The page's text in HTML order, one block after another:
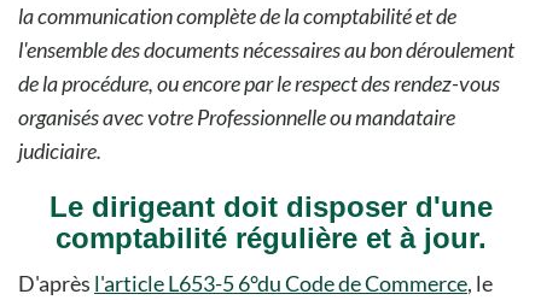
la communication complète de la comptabilité et de
l'ensemble des documents nécessaires au bon déroulement
de la procédure, ou encore par le respect des rendez-vous
organisés avec votre Professionnelle ou mandataire
judiciaire.
Le dirigeant doit disposer d'une
comptabilité régulière et à jour.
D'après l'article L653-5 6°du Code de Commerce, le